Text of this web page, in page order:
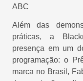
ABC
Além das
práticas, a
presença em um
programação: o
marca no Brasil,